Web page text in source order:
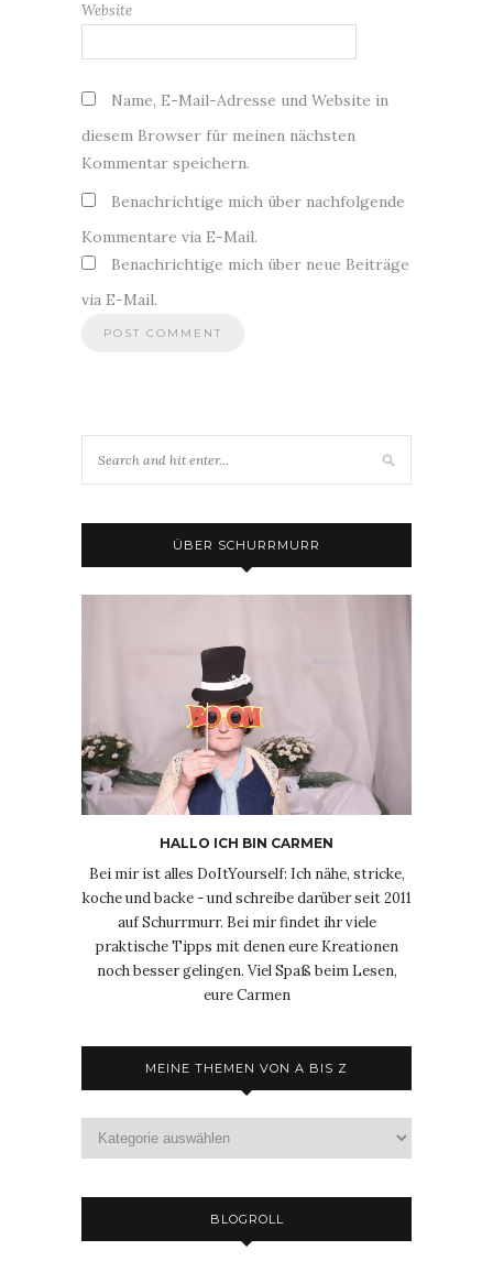
Website
Name, E-Mail-Adresse und Website in
diesem Browser für meinen nächsten
Kommentar speichern.
Benachrichtige mich über nachfolgende
Kommentare via E-Mail.
Benachrichtige mich über neue Beiträge
via E-Mail.
ÜBER SCHURRMURR
HALLO ICH BIN CARMEN
Bei mir ist alles DoItYourself: Ich nähe, stricke,
koche und backe - und schreibe darüber seit 2011
auf Schurrmurr. Bei mir findet ihr viele
praktische Tipps mit denen eure Kreationen
noch besser gelingen. Viel Spaß beim Lesen,
eure Carmen
MEINE THEMEN VON A BIS Z
Themen
BLOGROLL